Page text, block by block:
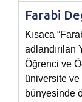
Farabi
Kısaca
adlandırılan
Öğrenci ve
üniversite
bünyesinde